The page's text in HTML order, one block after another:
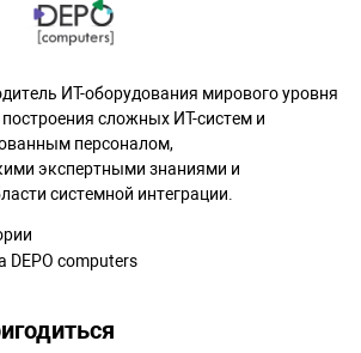
ИТ-оборудования мирового уровня
сложных ИТ-систем и
персоналом,
экспертными знаниями и
системной интеграции.
DEPO computers